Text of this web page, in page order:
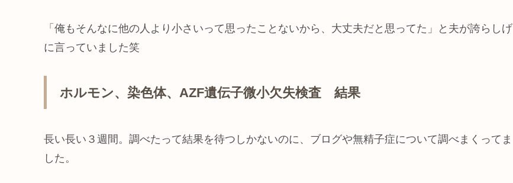
「俺もそんなに他の人より小さいって思ったことないから、大丈夫だと思ってた」と夫が誇らしげ
に言っていました笑
ホルモン、染色体、AZF遺伝子微小欠失検査 結果
長い長い３週間。調べたって結果を待つしかないのに、ブログや無精子症について調べまくってま
した。